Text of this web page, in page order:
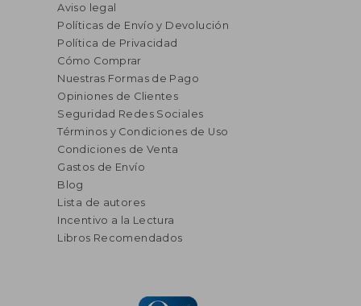
Aviso legal
Políticas de Envío y Devolución
Política de Privacidad
Cómo Comprar
Nuestras Formas de Pago
Opiniones de Clientes
Seguridad Redes Sociales
Términos y Condiciones de Uso
Condiciones de Venta
Gastos de Envío
Blog
Lista de autores
Incentivo a la Lectura
Libros Recomendados